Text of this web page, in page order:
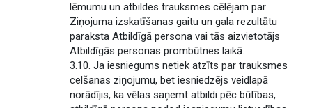
lēmumu un atbildes trauksmes cēlējam par
Ziņojuma izskatīšanas gaitu un gala rezultātu
paraksta Atbildīgā persona vai tās aizvietotājs
Atbildīgās personas prombūtnes laikā.
3.10. Ja iesniegums netiek atzīts par trauksmes
celšanas ziņojumu, bet iesniedzējs veidlapā
norādījis, ka vēlas saņemt atbildi pēc būtības,